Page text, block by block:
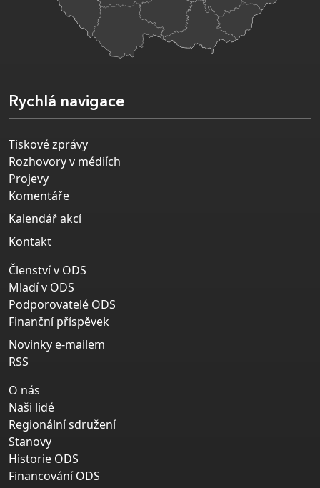
Rychlá navigace
Tiskové zprávy
Rozhovory v médiích
Projevy
Komentáře
Kalendář akcí
Kontakt
Členství v ODS
Mladí v ODS
Podporovatelé ODS
Finanční příspěvek
Novinky e-mailem
RSS
O nás
Naši lidé
Regionální sdružení
Stanovy
Historie ODS
Financování ODS